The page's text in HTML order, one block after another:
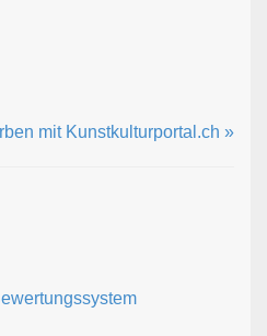
mit Kunstkulturportal.ch »